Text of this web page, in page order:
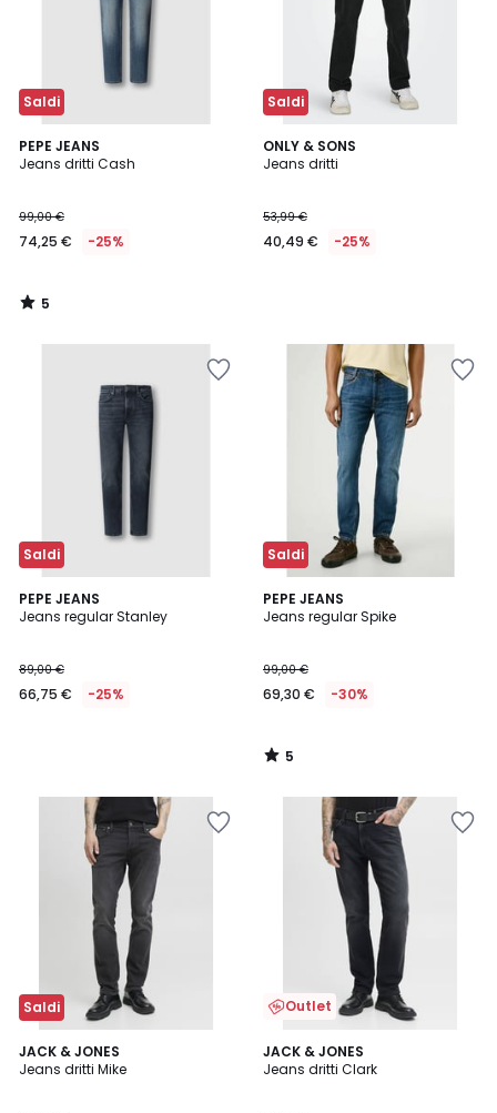
Saldi
PEPE JEANS
Jeans dritti Cash
99,00 €
74,25 € -25%
5
/
5
/
Saldi
ONLY & SONS
Jeans dritti
53,99 €
40,49 € -25%
Saldi
PEPE JEANS
Jeans regular Stanley
89,00 €
66,75 € -25%
Saldi
PEPE JEANS
Jeans regular Spike
99,00 €
69,30 € -30%
5
/
5
/
Saldi
JACK & JONES
Jeans dritti Mike
3
/
Outlet
JACK & JONES
Jeans dritti Clark
4
/